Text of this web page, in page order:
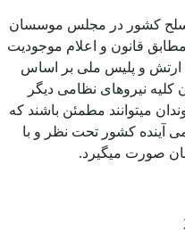
کشور در مجلس موسسان
قانون و اعلام موجودیت
و پلیس ملی بر اساس
نیروهای نظامی دیگر
میتوانند مطمئن باشند که
آینده کشور تحت نظر و با
صورت میگیرد.